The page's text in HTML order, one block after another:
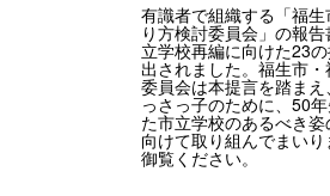
有識者で組織する「福
り方検討委員会」の報
立学校再編に向けた23
出されました。福生市
委員会は本提言を踏ま
っさっ子のために、50
た市立学校のあるべき
向けて取り組んでまい
御覧ください。